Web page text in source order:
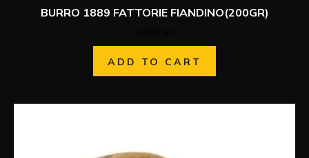
BURRO 1889 FATTORIE FIANDINO(200GR)
ADD TO CART